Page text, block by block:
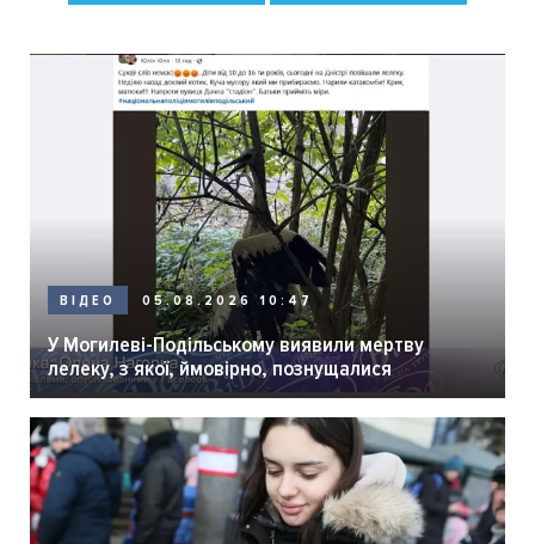
ВІДЕО 05.08.2026 10:47
У Могилеві-Подільському виявили мертву
лелеку, з якої, ймовірно, познущалися